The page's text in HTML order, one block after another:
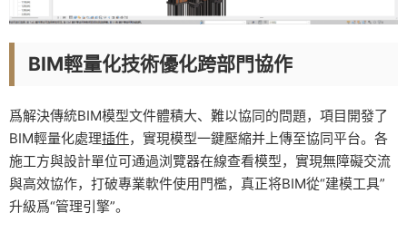
BIM輕量化技術優化跨部門協作
爲解決傳統BIM模型文件體積大、難以協同的問題，項目開發了
BIM輕量化處理插件，實現模型一鍵壓縮并上傳至協同平台。各
施工方與設計單位可通過浏覽器在線查看模型，實現無障礙交流
與高效協作，打破專業軟件使用門檻，真正将BIM從“建模工具”
升級爲“管理引擎”。